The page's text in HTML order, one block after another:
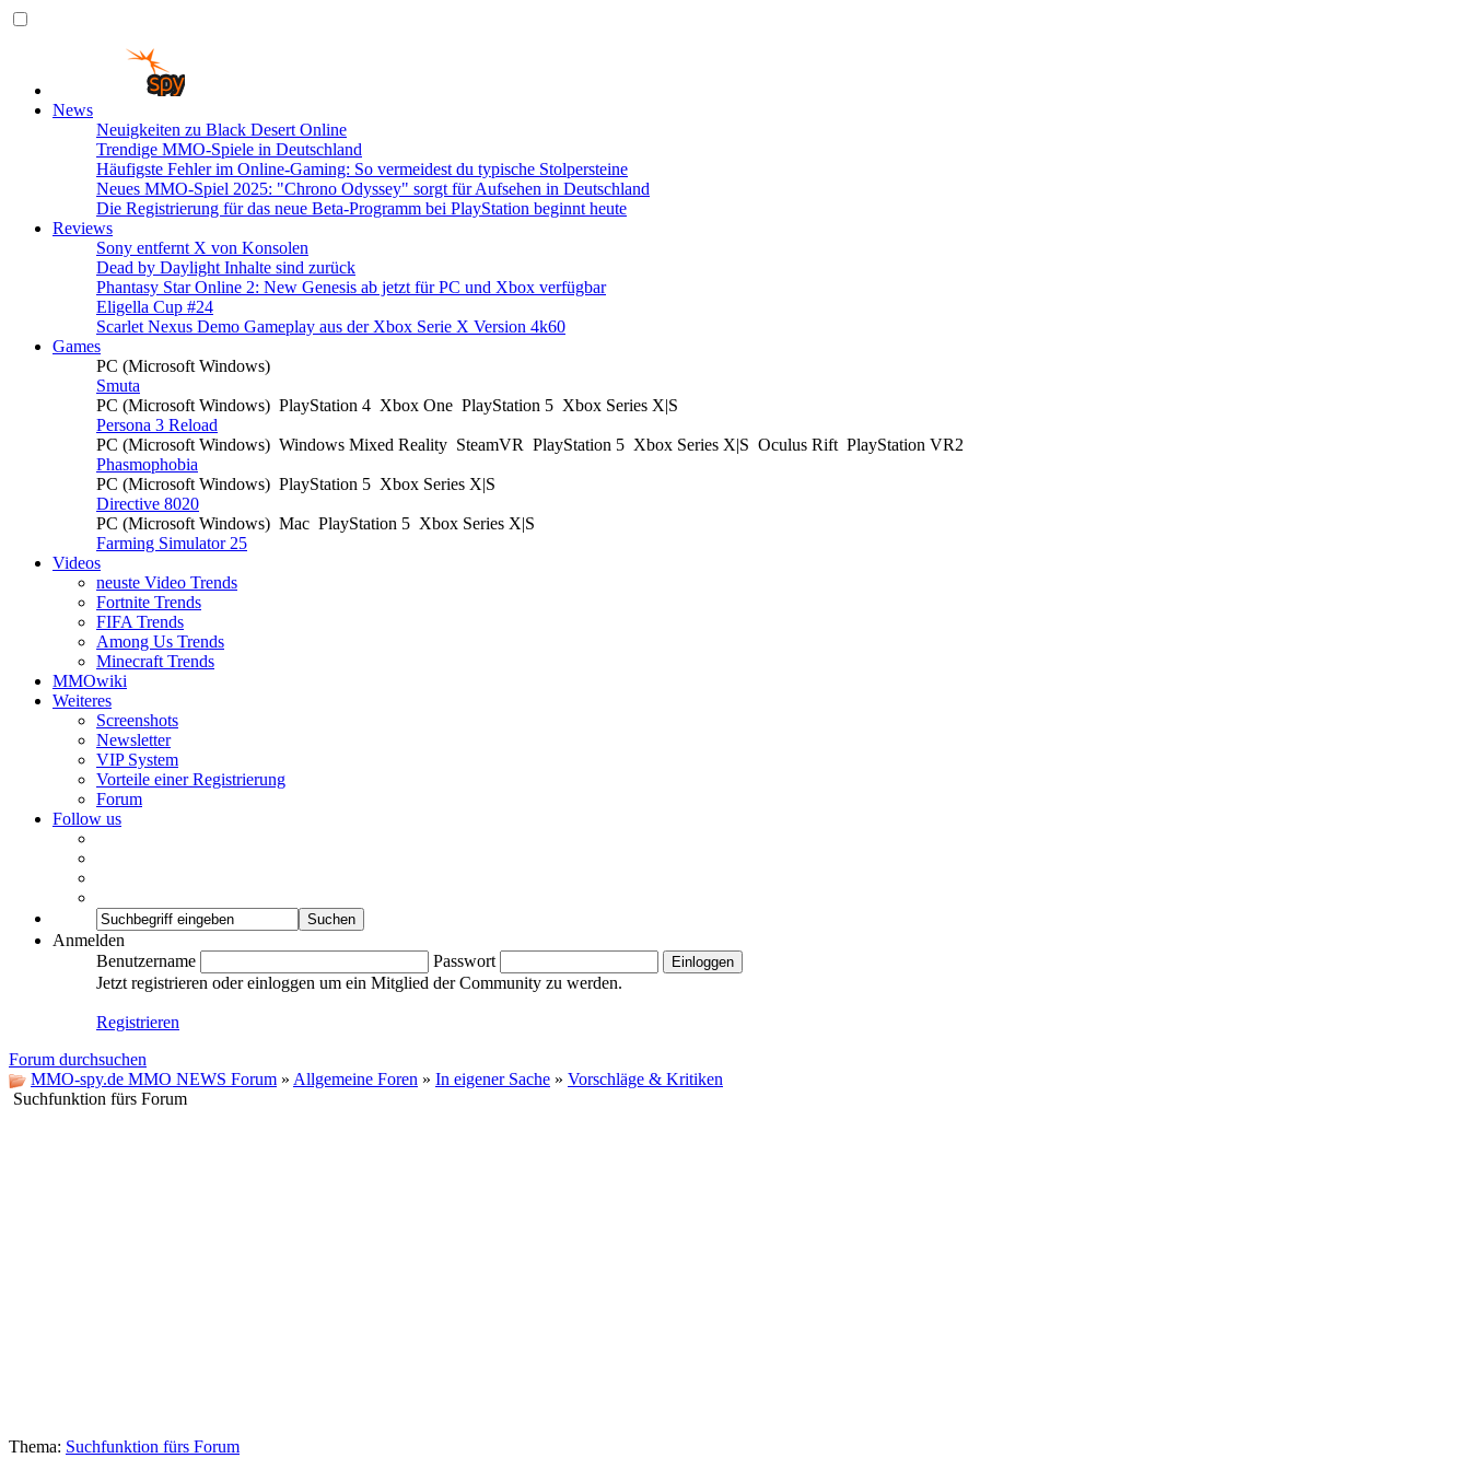
News
Neuigkeiten zu Black Desert Online
Trendige MMO-Spiele in Deutschland
Häufigste Fehler im Online-Gaming: So vermeidest du typische Stolpersteine
Neues MMO-Spiel 2025: "Chrono Odyssey" sorgt für Aufsehen in Deutschland
Die Registrierung für das neue Beta-Programm bei PlayStation beginnt heute
Reviews
Sony entfernt X von Konsolen
Dead by Daylight Inhalte sind zurück
Phantasy Star Online 2: New Genesis ab jetzt für PC und Xbox verfügbar
Eligella Cup #24
Scarlet Nexus Demo Gameplay aus der Xbox Serie X Version 4k60
Games
PC (Microsoft Windows)
Smuta
PC (Microsoft Windows) PlayStation 4 Xbox One PlayStation 5 Xbox Series X|S
Persona 3 Reload
PC (Microsoft Windows) Windows Mixed Reality SteamVR PlayStation 5 Xbox Series X|S Oculus Rift PlayStation VR2
Phasmophobia
PC (Microsoft Windows) PlayStation 5 Xbox Series X|S
Directive 8020
PC (Microsoft Windows) Mac PlayStation 5 Xbox Series X|S
Farming Simulator 25
Videos
neuste Video Trends
Fortnite Trends
FIFA Trends
Among Us Trends
Minecraft Trends
MMOwiki
Weiteres
Screenshots
Newsletter
VIP System
Vorteile einer Registrierung
Forum
Follow us
Anmelden
Benutzername
Passwort
Jetzt registrieren oder einloggen um ein Mitglied der Community zu werden.
Registrieren
Forum durchsuchen
MMO-spy.de MMO NEWS Forum » Allgemeine Foren » In eigener Sache » Vorschläge & Kritiken
Suchfunktion fürs Forum
Thema: Suchfunktion fürs Forum